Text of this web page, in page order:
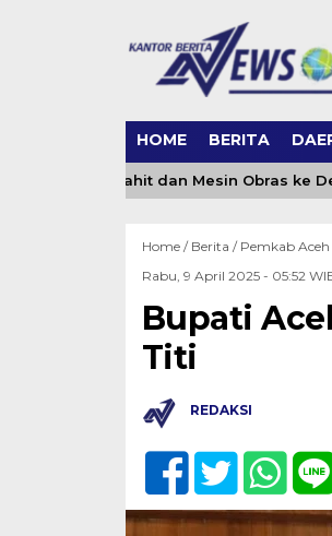
HOME BERITA
Mesin Jahit dan Mesin Obras ke Desa
Home / Berita / Pemkab Aceh
Rabu, 9 April 2025 - 05:52
Bupati
Titi
REDAKSI